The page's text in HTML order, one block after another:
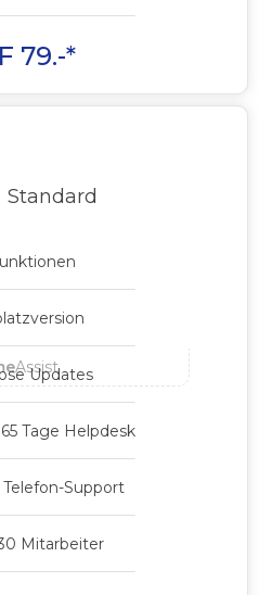
79.-*
Standard
Assist
Updates
Tage Helpdesk
Support
Mitarbeiter